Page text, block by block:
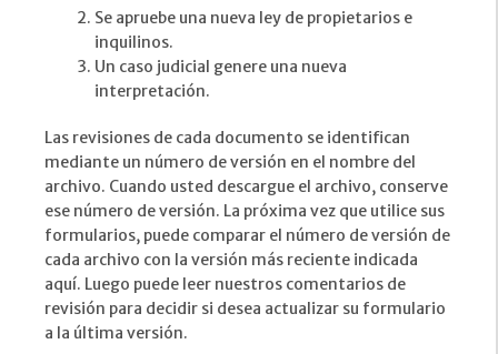
Se apruebe una nueva ley de propietarios e
inquilinos.
Un caso judicial genere una nueva
interpretación.
Las revisiones de cada documento se identifican
mediante un número de versión en el nombre del
archivo. Cuando usted descargue el archivo, conserve
ese número de versión. La próxima vez que utilice sus
formularios, puede comparar el número de versión de
cada archivo con la versión más reciente indicada
aquí. Luego puede leer nuestros comentarios de
revisión para decidir si desea actualizar su formulario
a la última versión.